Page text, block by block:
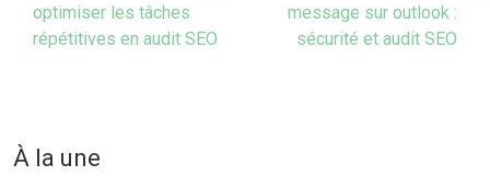
optimiser les tâches
répétitives en audit SEO
message sur outlook :
sécurité et audit SEO
À la une